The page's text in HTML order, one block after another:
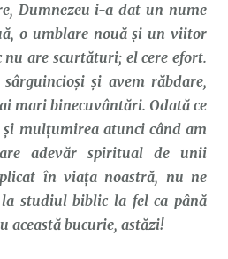
Dumnezeu i-a dat un nume
o umblare nouă și un viitor
are scurtături; el cere efort.
și avem răbdare,
mari binecuvântări. Odată ce
mulțumirea atunci când am
adevăr spiritual de unii
în viața noastră, nu ne
studiul biblic la fel ca până
această bucurie, astăzi!